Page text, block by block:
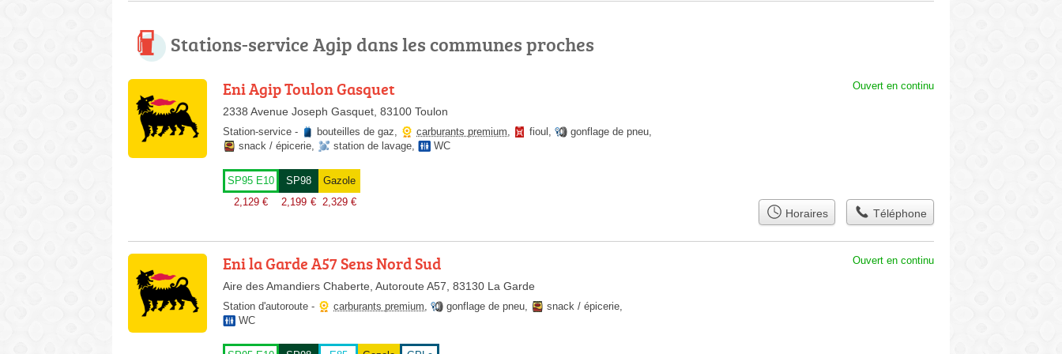
Stations-service Agip dans les communes proches
Eni Agip Toulon Gasquet
2338 Avenue Joseph Gasquet, 83100 Toulon
Ouvert en continu
Station-service - bouteilles de gaz, carburants premium, fioul , gonflage de pneu,
snack / épicerie, station de lavage, WC
SP95 E10
2,129 €
SP98
2,199 €
Gazole
2,329 €
Horaires Téléphone
Eni la Garde A57 Sens Nord Sud
Aire des Amandiers Chaberte, Autoroute A57, 83130 La Garde
Ouvert en continu
Station d'autoroute - carburants premium, gonflage de pneu, snack / épicerie,
WC